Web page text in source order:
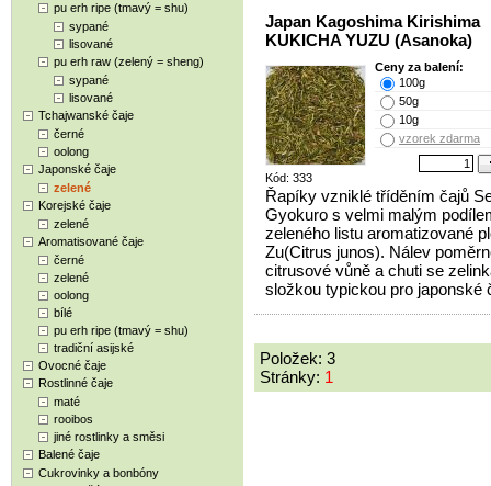
pu erh ripe (tmavý = shu)
sypané
lisované
pu erh raw (zelený = sheng)
sypané
lisované
Tchajwanské čaje
černé
oolong
Japonské čaje
zelené
Korejské čaje
zelené
Aromatisované čaje
černé
zelené
oolong
bílé
pu erh ripe (tmavý = shu)
tradiční asijské
Ovocné čaje
Rostlinné čaje
maté
rooibos
jiné rostlinky a směsi
Balené čaje
Cukrovinky a bonbóny
Japan Kagoshima Kirishima
KUKICHA YUZU (Asanoka)
Kód: 333
Ceny za balení:
100g
50g
10g
vzorek zdarma
Řapíky vzniklé tříděním čajů
Gyokuro s velmi malým
zeleného listu aromatizované
Zu(Citrus junos). Nálev
citrusové vůně a chuti se
složkou typickou pro japonské
Položek: 3
Stránky: 1